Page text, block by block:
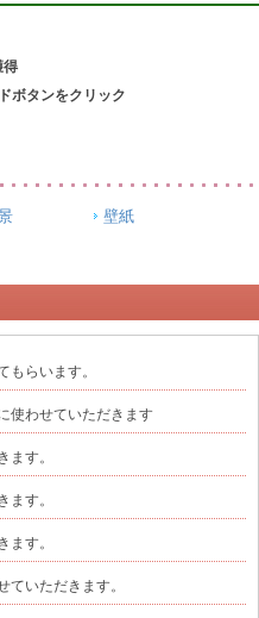
得
ボタンをクリック
壁紙
もらいます。
使わせていただきます
ます。
ます。
ます。
ていただきます。